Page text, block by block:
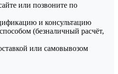
или позвоните по
и консультацию
(безналичный расчёт,
или самовывозом